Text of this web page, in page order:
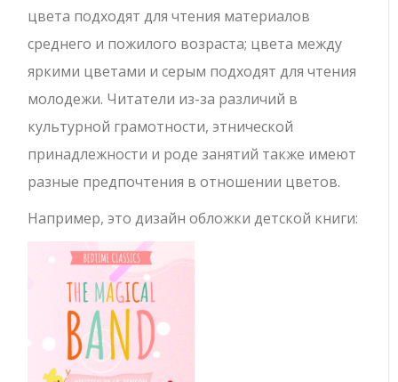
цвета подходят для чтения материалов
среднего и пожилого возраста; цвета между
яркими цветами и серым подходят для чтения
молодежи. Читатели из-за различий в
культурной грамотности, этнической
принадлежности и роде занятий также имеют
разные предпочтения в отношении цветов.
Например, это дизайн обложки детской книги: